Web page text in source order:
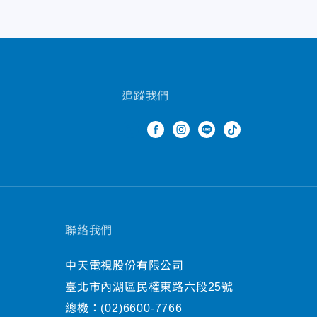
追蹤我們
聯絡我們
中天電視股份有限公司
臺北市內湖區民權東路六段25號
總機： (02)6600-7766